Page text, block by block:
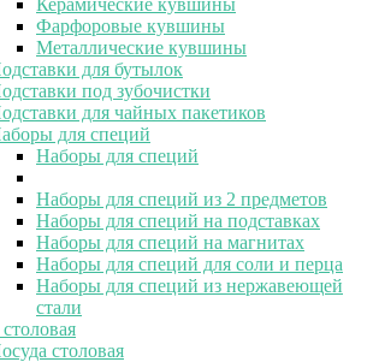
Фарфоровые кувшины
Металлические кувшины
для бутылок
под зубочистки
для чайных пакетиков
для специй
Наборы для специй
Наборы для специй из 2 предметов
Наборы для специй на подставках
Наборы для специй на магнитах
Наборы для специй для соли и перца
Наборы для специй из нержавеющей
стали
столовая